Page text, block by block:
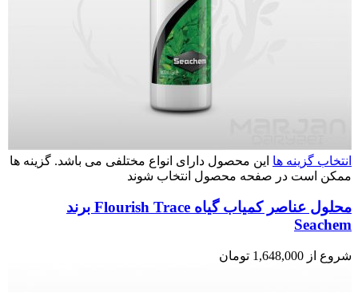
انتخاب گزینه ها این محصول دارای انواع مختلفی می باشد. گزینه ها
ممکن است در صفحه محصول انتخاب شوند
محلول عناصر کمیاب گیاه Flourish Trace برند
Seachem
شروع از 1,648,000 تومان